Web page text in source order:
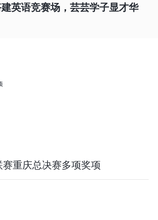
英语竞赛场，芸芸学子显才华
重庆总决赛多项奖项